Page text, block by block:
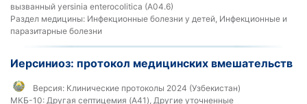
вызванный yersinia enterocolitica (A04.6)
Раздел медицины: Инфекционные болезни у детей, Инфекционные и
паразитарные болезни
Иерсиниоз: протокол медицинских вмешательств
Версия: Клинические протоколы 2024 (Узбекистан)
МКБ-10: Другая септицемия (A41), Другие уточненные